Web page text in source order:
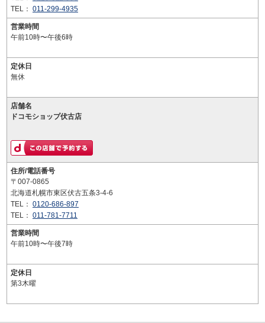
TEL： 011-299-4935
営業時間
午前10時〜午後6時
定休日
無休
店舗名
ドコモショップ伏古店
住所/電話番号
〒007-0865
北海道札幌市東区伏古五条3-4-6
TEL： 0120-686-897
TEL： 011-781-7711
営業時間
午前10時〜午後7時
定休日
第3木曜